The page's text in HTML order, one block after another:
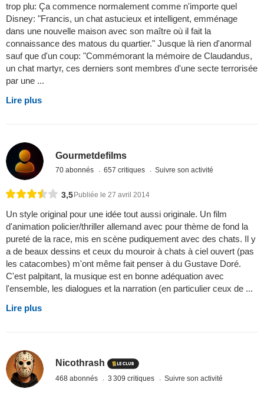
trop plu: Ça commence normalement comme n'importe quel
Disney: "Francis, un chat astucieux et intelligent, emménage
dans une nouvelle maison avec son maître où il fait la
connaissance des matous du quartier." Jusque là rien d'anormal
sauf que d'un coup: "Commémorant la mémoire de Claudandus,
un chat martyr, ces derniers sont membres d'une secte terrorisée
par une ...
Lire plus
Gourmetdefilms
70 abonnés 657 critiques Suivre son activité
3,5Publiée le 27 avril 2014
Un style original pour une idée tout aussi originale. Un film
d'animation policier/thriller allemand avec pour thème de fond la
pureté de la race, mis en scène pudiquement avec des chats. Il y
a de beaux dessins et ceux du mouroir à chats à ciel ouvert (pas
les catacombes) m'ont même fait penser à du Gustave Doré.
C'est palpitant, la musique est en bonne adéquation avec
l'ensemble, les dialogues et la narration (en particulier ceux de ...
Lire plus
Nicothrash
468 abonnés 3 309 critiques Suivre son activité